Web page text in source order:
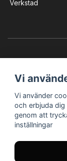
Verkstad
©
Vi
Vi använder
och erbjuda
genom att
inställningar